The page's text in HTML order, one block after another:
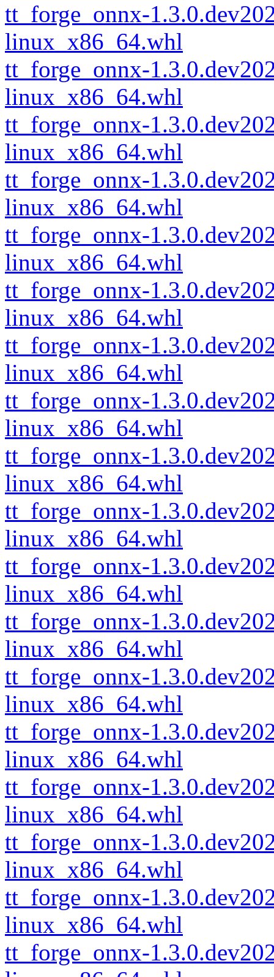
tt_forge_onnx-
linux_x86_64.whl
tt_forge_onnx-
linux_x86_64.whl
tt_forge_onnx-
linux_x86_64.whl
tt_forge_onnx-
linux_x86_64.whl
tt_forge_onnx-
linux_x86_64.whl
tt_forge_onnx-
linux_x86_64.whl
tt_forge_onnx-
linux_x86_64.whl
tt_forge_onnx-
linux_x86_64.whl
tt_forge_onnx-
linux_x86_64.whl
tt_forge_onnx-
linux_x86_64.whl
tt_forge_onnx-
linux_x86_64.whl
tt_forge_onnx-
linux_x86_64.whl
tt_forge_onnx-
linux_x86_64.whl
tt_forge_onnx-
linux_x86_64.whl
tt_forge_onnx-
linux_x86_64.whl
tt_forge_onnx-
linux_x86_64.whl
tt_forge_onnx-
linux_x86_64.whl
tt_forge_onnx-